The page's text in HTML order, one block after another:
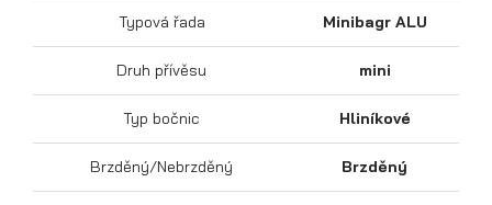
Typová řada Minibagr ALU
Druh přívěsu mini
Typ bočnic Hliníkové
Brzděný/Nebrzděný Brzděný